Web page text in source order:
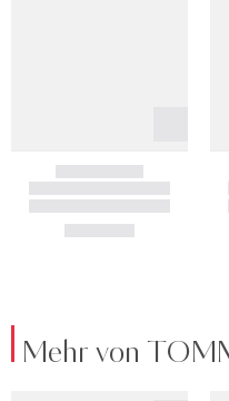
Mehr von